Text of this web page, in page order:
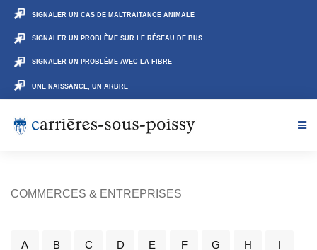
SIGNALER UN CAS DE MALTRAITANCE ANIMALE
SIGNALER UN PROBLÈME SUR LE RÉSEAU DE BUS
SIGNALER UN PROBLÈME AVEC LA FIBRE
UNE NAISSANCE, UN ARBRE
COMMERCES & ENTREPRISES
A B C D E F G H I